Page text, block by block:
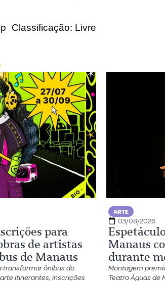
Classificação: Livre
para
de artistas
de Manaus
transformar ônibus do
itinerantes; inscrições
ARTE
03/08/2026
Manaus
durante
Montagem
Teatro Águas de